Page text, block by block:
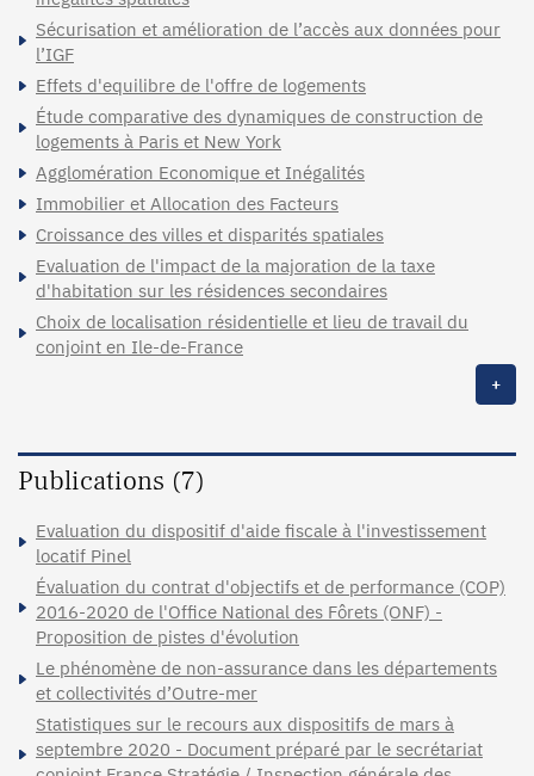
Sécurisation et amélioration de l’accès aux données pour
l’IGF
Effets d'equilibre de l'offre de logements
Étude comparative des dynamiques de construction de
logements à Paris et New York
Agglomération Economique et Inégalités
Immobilier et Allocation des Facteurs
Croissance des villes et disparités spatiales
Evaluation de l'impact de la majoration de la taxe
d'habitation sur les résidences secondaires
Choix de localisation résidentielle et lieu de travail du
conjoint en Ile-de-France
+
Publications (7)
Evaluation du dispositif d'aide fiscale à l'investissement
locatif Pinel
Évaluation du contrat d'objectifs et de performance (COP)
2016-2020 de l'Office National des Fôrets (ONF) -
Proposition de pistes d'évolution
Le phénomène de non-assurance dans les départements
et collectivités d’Outre-mer
Statistiques sur le recours aux dispositifs de mars à
septembre 2020 - Document préparé par le secrétariat